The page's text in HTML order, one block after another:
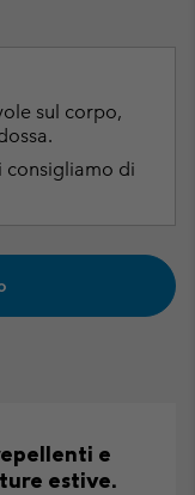
sul corpo,
consigliamo di
e
estive.